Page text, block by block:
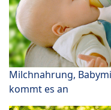
Milchnahrung,
kommt es an